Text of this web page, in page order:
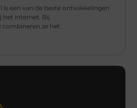
is een van de beste ontwikkelingen
het internet. Bij
combineren ze het